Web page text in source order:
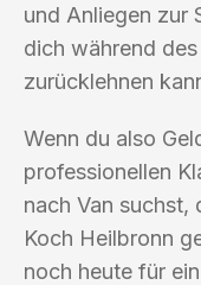
und Anliegen zur
dich während
zurücklehnen
Wenn du also
professionellen
nach Van suchst,
Koch Heilbronn
noch heute für